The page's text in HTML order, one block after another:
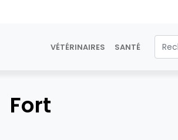
VÉTÉRINAIRES SANTÉ
Fort